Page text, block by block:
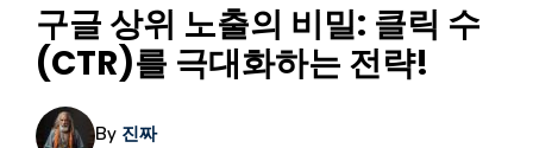
구글 상위 노출의 비밀: 클릭 수
(CTR)를 극대화하는 전략!
By 진짜